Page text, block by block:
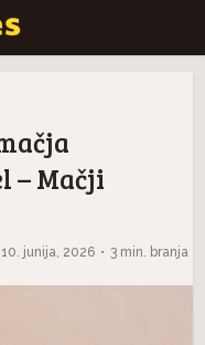
– Mačji
10. junija, 2026 3 min. branja